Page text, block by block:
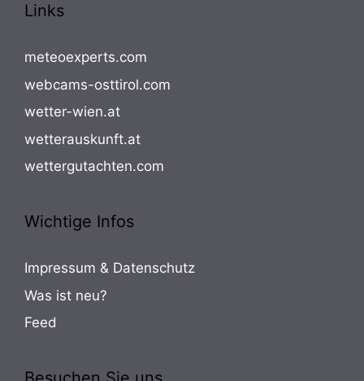
Links
meteoexperts.com
webcams-osttirol.com
wetter-wien.at
wetterauskunft.at
wettergutachten.com
Wichtige Infos
Impressum & Datenschutz
Was ist neu?
Feed